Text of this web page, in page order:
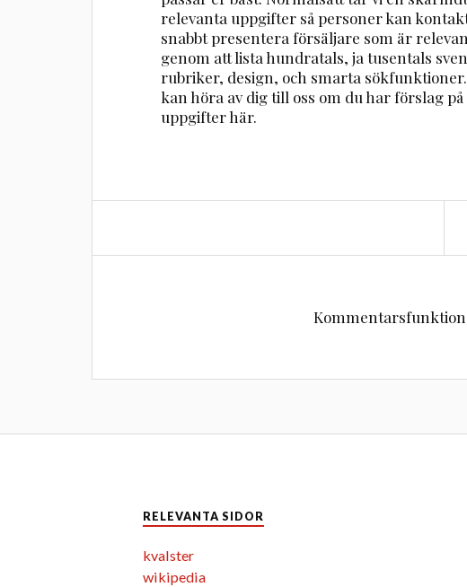
relevanta uppgifter så personer kan
snabbt presentera försäljare som är
genom att lista hundratals, ja tusentals
rubriker, design, och smarta
kan höra av dig till oss om du har förslag
uppgifter här.
RELEVANTA SIDOR
kvalster
wikipedia